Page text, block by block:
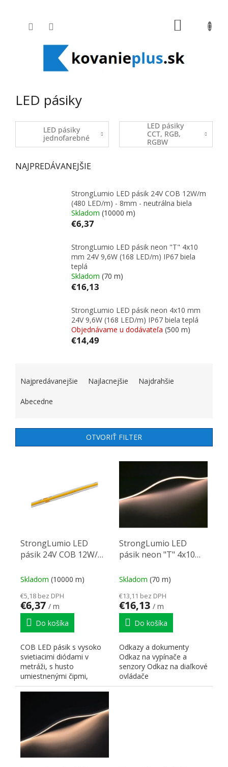
LED pásiky
LED pásiky
jednofarebné
LED pásiky
CCT, RGB,
RGBW
NAJPREDÁVANEJŠIE
StrongLumio LED pásik 24V COB 12W/m
(480 LED/m) - 8mm - neutrálna biela
Skladom (10000 m)
€6,37
StrongLumio LED pásik neon "T" 4x10
mm 24V 9,6W (168 LED/m) IP67 biela
teplá
Skladom (70 m)
€16,13
StrongLumio LED pásik neon 4x10 mm
24V 9,6W (168 LED/m) IP67 biela teplá
Objednávame u dodávateľa (500 m)
€14,49
Najpredávanejšie Najlacnejšie Najdrahšie
Abecedne
OTVORIŤ FILTER
StrongLumio LED
pásik 24V COB 12W/m
neutrálna biela
Skladom (10000 m)
€5,18 bez DPH
€6,37 / m
Do košíka
COB LED pásik s vysoko
svietiacimi diódami v
metráži, s husto
umiestnenými čipmi,
zaisťujúcimi súvislú líniu,
StrongLumio LED
pásik neon "T" 4x10
LED/m) IP67 biela teplá
Skladom (70 m)
€13,11 bez DPH
€16,13 / m
Do košíka
Odkazy a dokumenty
Odkaz na vypínače a
senzory Odkaz na diaľkové
ovládače